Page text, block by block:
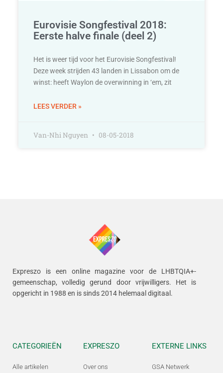
Eurovisie Songfestival 2018:
Eerste halve finale (deel 2)
Het is weer tijd voor het Eurovisie Songfestival!
Deze week strijden 43 landen in Lissabon om de
winst: heeft Waylon de overwinning in ‘em, zit
LEES VERDER »
Van-Nhi Nguyen 08-05-2018
Expreszo is een online magazine voor de LHBTQIA+-
gemeenschap, volledig gerund door vrijwilligers. Het is
opgericht in 1988 en is sinds 2014 helemaal digitaal.
CATEGORIEËN
Alle artikelen
EXPRESZO
Over ons
EXTERNE LINKS
GSA Netwerk